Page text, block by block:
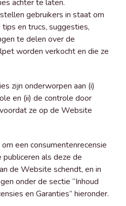
achter te laten.
gebruikers in staat om
tips en trucs, suggesties,
te delen over de
worden verkocht en die ze
zijn onderworpen aan (i)
en (ii) de controle door
ze op de Website
een consumentenrecensie
als deze de
de Website schendt, en in
onder de sectie “Inhoud
en Garanties” hieronder.